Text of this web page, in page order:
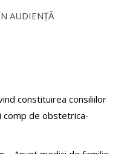
AUDIENŢĂ
constituirea consiliilor
comp de obstetrica-